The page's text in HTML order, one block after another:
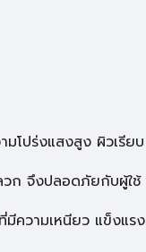
โปร่งแสงสูง ผิวเรียบ
วก จึงปลอดภัยกับผู้ใช้
ความเหนียว แข็งแรง